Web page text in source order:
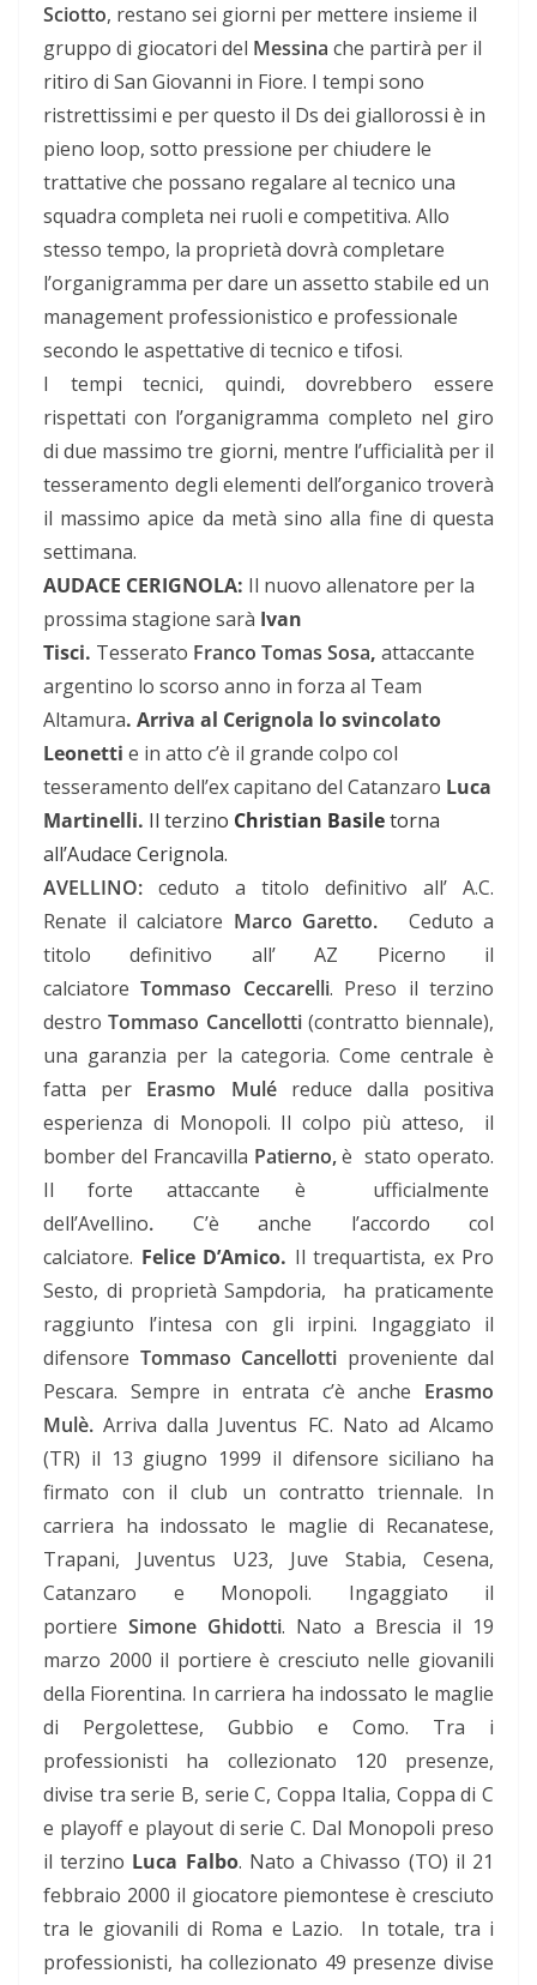
Sciotto, restano sei giorni per mettere insieme il
gruppo di giocatori del Messina che partirà per il
ritiro di San Giovanni in Fiore. I tempi sono
ristrettissimi e per questo il Ds dei giallorossi è in
pieno loop, sotto pressione per chiudere le
trattative che possano regalare al tecnico una
squadra completa nei ruoli e competitiva. Allo
stesso tempo, la proprietà dovrà completare
l’organigramma per dare un assetto stabile ed un
management professionistico e professionale
secondo le aspettative di tecnico e tifosi.
I tempi tecnici, quindi, dovrebbero essere
rispettati con l’organigramma completo nel giro
di due massimo tre giorni, mentre l’ufficialità per il
tesseramento degli elementi dell’organico troverà
il massimo apice da metà sino alla fine di questa
settimana.
AUDACE CERIGNOLA: Il nuovo allenatore per la
prossima stagione sarà Ivan
Tisci. Tesserato Franco Tomas Sosa, attaccante
argentino lo scorso anno in forza al Team
Altamura. Arriva al Cerignola lo svincolato
Leonetti e in atto c’è il grande colpo col
tesseramento dell’ex capitano del Catanzaro Luca
Martinelli. Il terzino Christian Basiletorna
all’Audace Cerignola.
AVELLINO: ceduto a titolo definitivo all’ A.C.
Renate il calciatore Marco Garetto.
Ceduto a
titolo definitivo all’ AZ Picerno il
calciatoreTommaso Ceccarelli. Preso il terzino
destroTommaso Cancellotti(contratto biennale),
una garanzia per la categoria. Come centrale è
fatta per Erasmo Muléreduce dalla positiva
esperienza di Monopoli. Il colpo più atteso, il
bomber del Francavilla Patierno,è stato operato.
Il forte attaccante è ufficialmente
dell’Avellino. C’è anche l’accordo col
calciatore. Felice D’Amico. Il trequartista, ex Pro
Sesto, di proprietà Sampdoria, ha praticamente
raggiunto l’intesa con gli irpini. Ingaggiato il
difensore Tommaso Cancellotti proveniente dal
Pescara. Sempre in entrata c’è anche Erasmo
Mulè.Arriva dalla Juventus FC. Nato ad Alcamo
(TR) il 13 giugno 1999 il difensore siciliano ha
firmato con il club un contratto triennale. In
carriera ha indossato le maglie di Recanatese,
Trapani, Juventus U23, Juve Stabia, Cesena,
Catanzaro e Monopoli. Ingaggiato il
portiereSimone Ghidotti. Nato a Brescia il 19
marzo 2000 il portiere è cresciuto nelle giovanili
della Fiorentina. In carriera ha indossato le maglie
di Pergolettese, Gubbio e Como. Tra i
professionisti ha collezionato 120 presenze,
divise tra serie B, serie C, Coppa Italia, Coppa di C
e playoff e playout di serie C. Dal Monopoli preso
il terzino Luca Falbo. Nato a Chivasso (TO) il 21
febbraio 2000 il giocatore piemontese è cresciuto
tra le giovanili di Roma e Lazio. In totale, tra i
professionisti, ha collezionato 49 presenze divise